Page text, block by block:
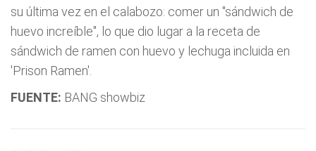
su última vez en el calabozo: comer un "sándwich de
huevo increíble", lo que dio lugar a la receta de
sándwich de ramen con huevo y lechuga incluida en
'Prison Ramen'.
FUENTE: BANG showbiz